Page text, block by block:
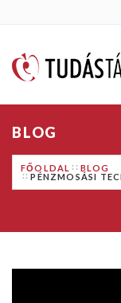
BLOG
FŐOLDAL
BLOG
PÉNZMOSÁSI